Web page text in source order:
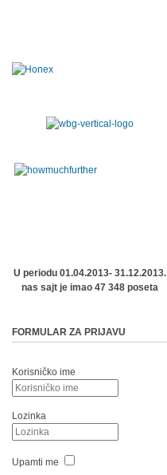
U periodu 01.04.2013- 31.12.2013.
nas sajt je imao 47 348 poseta
FORMULAR ZA PRIJAVU
Korisničko ime
Lozinka
Upamti me